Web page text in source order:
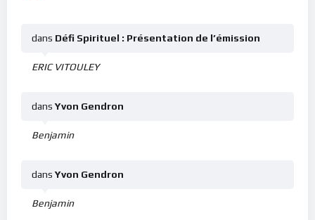
ERIC VITOULEY
dans Défi Spirituel : Présentation de l’émission
Benjamin
dans Yvon Gendron
Benjamin
dans Yvon Gendron